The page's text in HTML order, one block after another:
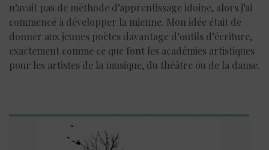
n’avait pas de méthode d’apprentissage idoine, alors j’ai
commencé à développer la mienne. Mon idée était de
donner aux jeunes poètes davantage d’outils d’écriture,
exactement comme ce que font les académies artistiques
pour les artistes de la musique, du théâtre ou de la danse.